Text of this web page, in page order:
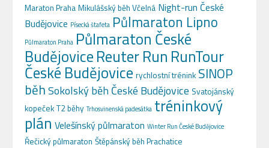
Maraton Praha Mikulášský běh Včelná Night-run České
Budějovice Písecká štafeta Půlmaraton Lipno
Půlmaraton Praha Půlmaraton České
BudějoviceReuter Run RunTour
České Budějovice rychlostní trénink SINOP
běhSokolský běh České Budějovice Svatojánský
kopeček T2 běhy Trhosvinenská padesátka tréninkový
plán Velešínský půlmaraton Winter Run České Budějovice
Řečický půlmaraton Štěpánský běh Prachatice